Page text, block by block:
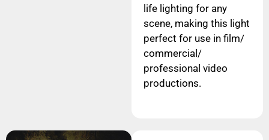
life lighting for any
scene, making this light
perfect for use in film/
commercial/
professional video
productions.